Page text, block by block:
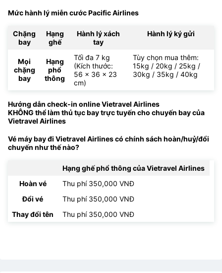
Mức hành lý miễn cước Pacific Airlines
Chặng
bay
Hạng
ghế
Hành lý xách
tay
Hành lý ký gửi
Mọi
chặng
bay
Hạng
phổ
thông
Tối đa 7 kg
(Kích thước:
56 x 36 x 23
cm)
Tùy chọn mua thêm:
15kg / 20kg / 25kg /
30kg / 35kg / 40kg
Hướng dẫn check-in online Vietravel Airlines
KHÔNG thể làm thủ tục bay trực tuyến cho chuyến bay của
Vietravel Airlines
Vé máy bay đi Vietravel Airlines có chính sách hoàn/huỷ/đổi
chuyến như thế nào?
Hạng ghế phổ thông của Vietravel Airlines
Hoàn vé
Thu phí 350,000 VNĐ
Đổi vé
Thu phí 350,000 VNĐ
Thay đổi tên
Thu phí 350,000 VNĐ